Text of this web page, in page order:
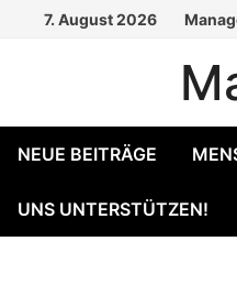
7. August 2026
NEUE BEITRÄGE
UNS UNTERSTÜTZEN!